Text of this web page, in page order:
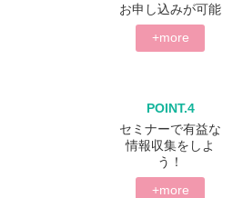
お申し込みが可能
+more
POINT.4
セミナーで有益な
情報収集をしよ
う！
+more